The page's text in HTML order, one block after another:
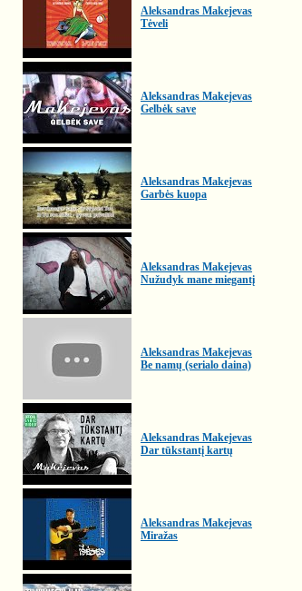
Aleksandras Makejevas
Tėveli
Aleksandras Makejevas
Gelbėk save
Aleksandras Makejevas
Garbės kuopa
Aleksandras Makejevas
Nužudyk mane miegantį
Aleksandras Makejevas
Be namų (serialo daina)
Aleksandras Makejevas
Dar tūkstantį kartų
Aleksandras Makejevas
Miražas